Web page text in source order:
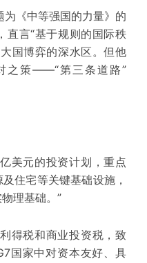
为《中等强国的力量》的
直言“基于规则的国际秩
国博弈的深水区。但他
之策——“第三条道路”
美元的投资计划，重点
住宅等关键基础设施，
理基础。”
得税和商业投资税，致
国家中对资本友好、具